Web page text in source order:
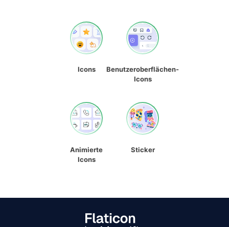
Icons
Benutzeroberflächen-
Icons
Animierte
Icons
Sticker